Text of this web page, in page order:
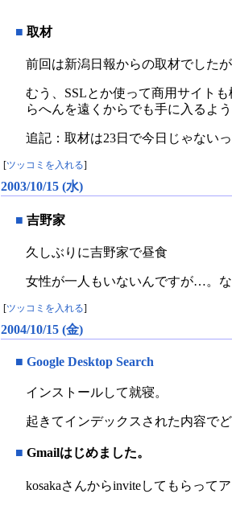
■ 取材
前回は新潟日報からの取材でした
むう、SSLとか使って商用サイト
らへんを遠くからでも手に入るよ
追記：取材は23日で今日じゃないっ
ツッコミを入れる
2003/10/15 (水)
■ 吉野家
久しぶりに吉野家で昼食
女性が一人もいないんですが…。
[ツッコミを入れる]
2004/10/15 (金)
■ Google Desktop Search
インストールして就寝。
起きてインデックスされた内容で
■ Gmailはじめました。
kosakaさんからinviteしてもらって